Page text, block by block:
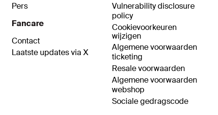
Pers
Fancare
Contact
Laatste updates via X
Vulnerability disclosure
policy
Cookievoorkeuren
wijzigen
Algemene voorwaarden
ticketing
Resale voorwaarden
Algemene voorwaarden
webshop
Sociale gedragscode